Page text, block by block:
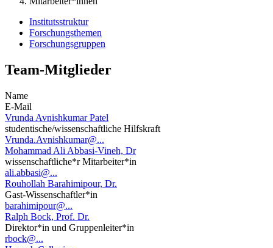
Institutsstruktur
Forschungsthemen
Forschungsgruppen
Team-Mitglieder
Name
E-Mail
Vrunda Avnishkumar Patel
studentische/wissenschaftliche Hilfskraft
Vrunda.Avnishkumar@...
Mohammad Ali Abbasi-Vineh, Dr
wissenschaftliche*r Mitarbeiter*in
ali.abbasi@...
Rouhollah Barahimipour, Dr.
Gast-Wissenschaftler*in
barahimipour@...
Ralph Bock, Prof. Dr.
Direktor*in und Gruppenleiter*in
rbock@...